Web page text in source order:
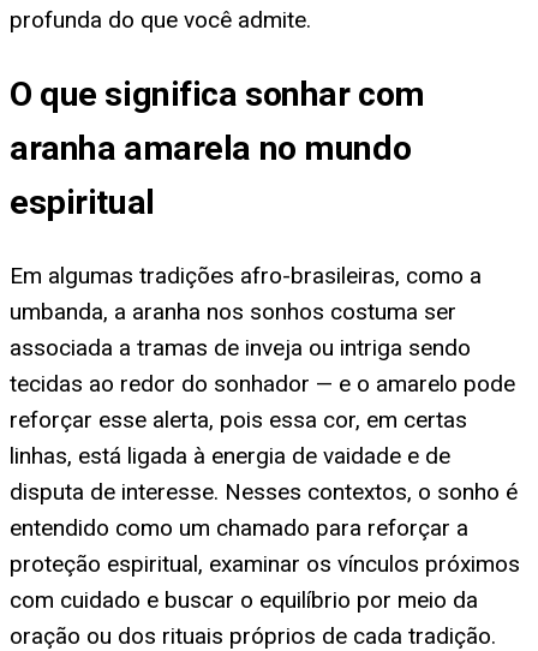
profunda do que você admite.
O que significa sonhar com
aranha amarela no mundo
espiritual
Em algumas tradições afro-brasileiras, como a
umbanda, a aranha nos sonhos costuma ser
associada a tramas de inveja ou intriga sendo
tecidas ao redor do sonhador — e o amarelo pode
reforçar esse alerta, pois essa cor, em certas
linhas, está ligada à energia de vaidade e de
disputa de interesse. Nesses contextos, o sonho é
entendido como um chamado para reforçar a
proteção espiritual, examinar os vínculos próximos
com cuidado e buscar o equilíbrio por meio da
oração ou dos rituais próprios de cada tradição.